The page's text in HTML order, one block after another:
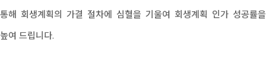
통해 회생계획의 가결 절차에 심혈을 기울여 회생계획 인가 성공률을
높여 드립니다.